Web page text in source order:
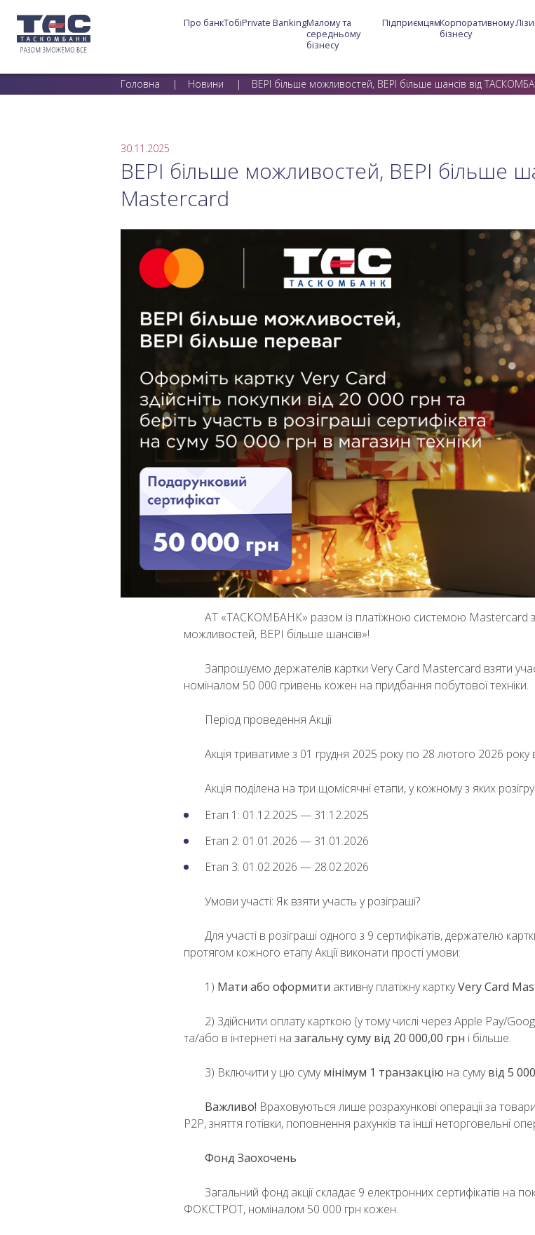
Про банкТобіPrivate BankingМалому та
середньому
бізнесу
ПідприємцямКорпоративному
бізнесу
Головна Новини ВЕРІ більше можливостей, ВЕРІ більше шансів від
30.11.2025
ВЕРІ більше можливостей, ВЕРІ більше
Mastercard
АТ «ТАСКОМБАНК» разом із платіжною системою Mastercard
можливостей, ВЕРІ більше шансів»!
Запрошуємо держателів картки Very Card Mastercard взяти
номіналом 50 000 гривень кожен на придбання побутової техніки.
Період проведення Акції
Акція триватиме з 01 грудня 2025 року по 28 лютого 2026 року
Акція поділена на три щомісячні етапи, у кожному з яких
Етап 1: 01.12.2025 — 31.12.2025
Етап 2: 01.01.2026 — 31.01.2026
Етап 3: 01.02.2026 — 28.02.2026
Умови участі: Як взяти участь у розіграші?
Для участі в розіграші одного з 9 сертифікатів, держателю
протягом кожного етапу Акції виконати прості умови:
1) Мати або оформити активну платіжну карткуVery Card
2) Здійснити оплату карткою (у тому числі через Apple Pay/
та/або в інтернеті на загальну суму від 20 000,00 грн і більше.
3) Включити у цю сумумінімум 1 транзакцію на сумувід 5
Важливо! Враховуються лише розрахункові операції за
P2P, зняття готівки, поповнення рахунків та інші неторговельні
Фонд Заохочень
Загальний фонд акції складає 9 електронних сертифікатів на
ФОКСТРОТ, номіналом 50 000 грн кожен.